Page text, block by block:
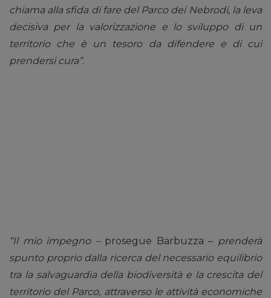
chiama alla sfida di fare del Parco dei Nebrodi, la leva
decisiva per la valorizzazione e lo sviluppo di un
territorio che è un tesoro da difendere e di cui
prendersi cura”.
“Il mio impegno –prosegue Barbuzza – prenderà
spunto proprio dalla ricerca del necessario equilibrio
tra la salvaguardia della biodiversità e la crescita del
territorio del Parco, attraverso le attività economiche